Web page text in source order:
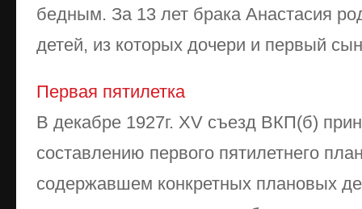
бедным. За 13 лет брака Анастасия
детей, из которых дочери и первый
Первая пятилетка
В декабре 1927г. XV съезд ВКП(б)
составлению первого пятилетнего
содержавшем конкретных плановых